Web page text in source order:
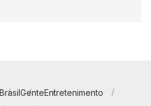
BrasilGenteEntretenimento